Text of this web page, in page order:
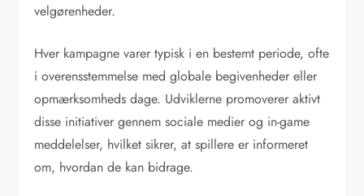
velgørenheder.
Hver kampagne varer typisk i en bestemt periode, ofte
i overensstemmelse med globale begivenheder eller
opmærksomheds dage. Udviklerne promoverer aktivt
disse initiativer gennem sociale medier og in-game
meddelelser, hvilket sikrer, at spillere er informeret
om, hvordan de kan bidrage.